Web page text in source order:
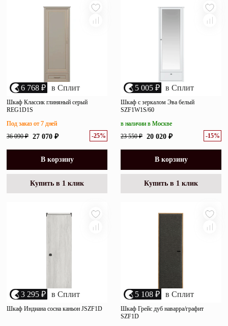
6 768 ₽ в Сплит
Шкаф Классик глиняный серый
REG1D1S
36 090 ₽ 27 070 ₽ -25%
Под заказ от 7 дней
В корзину
Купить в 1 клик
5 005 ₽ в Сплит
Шкаф с зеркалом Эва белый
SZF1W1S/60
23 550 ₽ 20 020 ₽ -15%
в наличии в Москве
В корзину
Купить в 1 клик
3 295 ₽ в Сплит
Шкаф Индиана сосна каньон JSZF1D
5 108 ₽ в Сплит
Шкаф Грейс дуб наварра/графит
SZF1D